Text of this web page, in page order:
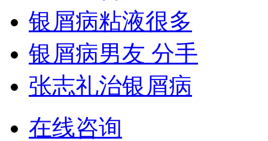
银屑病粘液很多
银屑病男友 分手
张志礼治银屑病
在线咨询